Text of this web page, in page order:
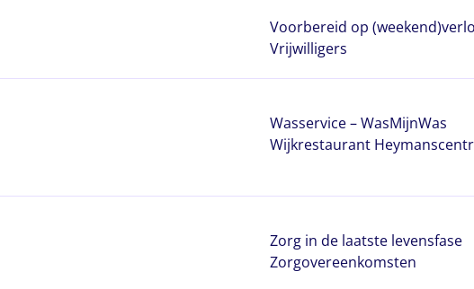
Voorbereid op
Vrijwilligers
Wasservice – WasMijnWas
Wijkrestaurant
Zorg in de laatste levensfase
Zorgovereenkomsten